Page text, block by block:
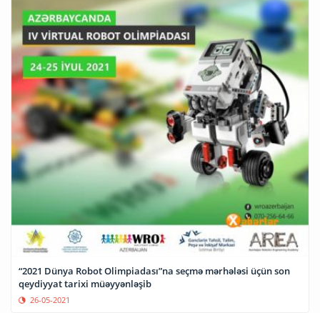
“2021 Dünya Robot Olimpiadası”na seçmə mərhələsi üçün son
qeydiyyat tarixi müəyyənləşib
26-05-2021